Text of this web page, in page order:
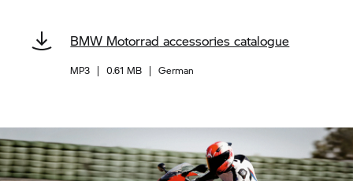
BMW Motorrad accessories catalogue
MP3 | 0.61 MB | German